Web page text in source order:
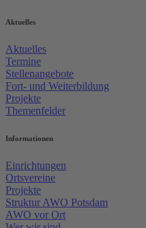
Aktuelles
Aktuelles
Termine
Stellenangebote
Fort- und Weiterbildung
Projekte
Themenfelder
Informationen
Einrichtungen
Ortsvereine
Projekte
Struktur AWO Potsdam
AWO vor Ort